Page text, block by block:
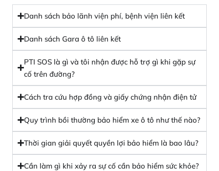
Danh sách bảo lãnh viện phí, bệnh viện liên kết
Danh sách Gara ô tô liên kết
PTI SOS là gì và tôi nhận được hỗ trợ gì khi gặp sự
cố trên đường?
Cách tra cứu hợp đồng và giấy chứng nhận điện tử
Quy trình bồi thường bảo hiểm xe ô tô như thế nào?
Thời gian giải quyết quyền lợi bảo hiểm là bao lâu?
Cần làm gì khi xảy ra sự cố cần bảo hiểm sức khỏe?